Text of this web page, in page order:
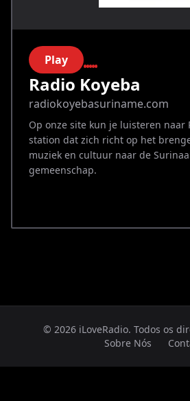
Play
Radio Koyeba
radiokoyebasuriname.com
Op onze site kun je luisteren naar
station dat zich richt op het
muziek en cultuur naar de
gemeenschap.
© 2026 iLoveRadio. Todos os
Sobre Nós